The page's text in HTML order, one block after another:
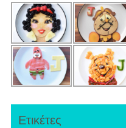
Ετικέτες